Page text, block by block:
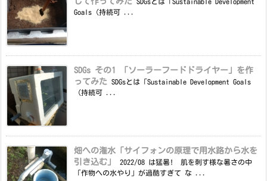
Goals（持続可 ...
SDGs その1 「ソーラーフードドライヤー」を作
ってみた
SDGsとは「Sustainable Development Goals
（持続可 ...
畑への潅水「サイフォンの原理で用水路から水を
引き込む」
2022/08 は猛暑! 肌を刺す様な暑さの中
「作物への水やり」が過酷すぎて な ...